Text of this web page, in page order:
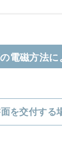
電磁方法に
を交付する